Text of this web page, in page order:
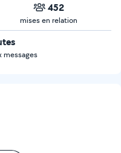
452
mises en relation
messages